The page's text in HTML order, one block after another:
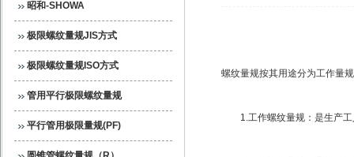
昭和-SHOWA
极限螺纹量规JIS方式
极限螺纹量规ISO方式
管用平行极限螺纹量规
平行管用极限量规(PF)
螺纹量规按其用途分为工作量
1.工作螺纹量规：是生产工